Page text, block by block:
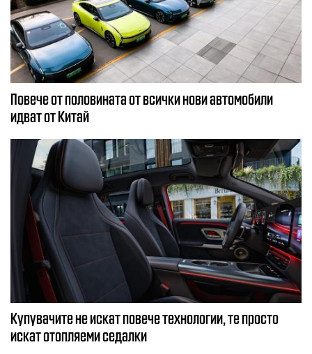
Повече от половината от всички нови автомобили
идват от Китай
Купувачите не искат повече технологии, те просто
искат отопляеми седалки